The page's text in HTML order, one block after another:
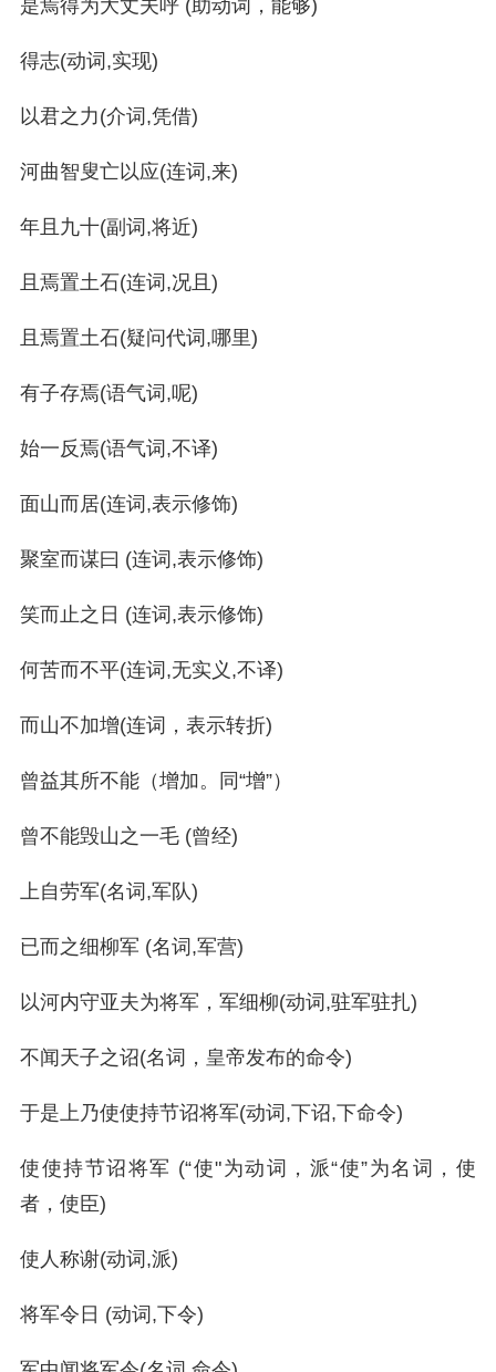
是焉得为大丈夫呼 (助动词，能够)
得志(动词,实现)
以君之力(介词,凭借)
河曲智叟亡以应(连词,来)
年且九十(副词,将近)
且焉置土石(连词,况且)
且焉置土石(疑问代词,哪里)
有子存焉(语气词,呢)
始一反焉(语气词,不译)
面山而居(连词,表示修饰)
聚室而谋曰 (连词,表示修饰)
笑而止之日 (连词,表示修饰)
何苦而不平(连词,无实义,不译)
而山不加增(连词，表示转折)
曾益其所不能（增加。同“增”）
曾不能毁山之一毛 (曾经)
上自劳军(名词,军队)
已而之细柳军 (名词,军营)
以河内守亚夫为将军，军细柳(动词,驻军驻扎)
不闻天子之诏(名词，皇帝发布的命令)
于是上乃使使持节诏将军(动词,下诏,下命令)
使使持节诏将军 (“使"为动词，派“使”为名词，使
者，使臣)
使人称谢(动词,派)
将军令日 (动词,下令)